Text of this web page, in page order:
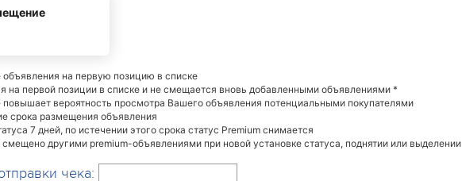
объявления на первую позицию в списке
на первой позиции в списке и не смещается вновь добавленными объявлениями *
вероятность просмотра Вашего объявления потенциальными покупателями
срока размещения объявления
7 дней, по истечении этого срока статус Premium снимается
другими premium-объявлениями при новой установке статуса, поднятии или выделении
чека: